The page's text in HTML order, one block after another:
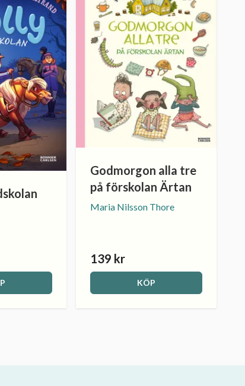
Godmorgon alla tre
på förskolan Ärtan
Maria Nilsson Thore
139 kr
KÖP